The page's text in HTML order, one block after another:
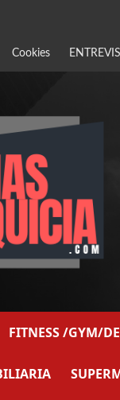
Cookies
FITNESS /GYM/